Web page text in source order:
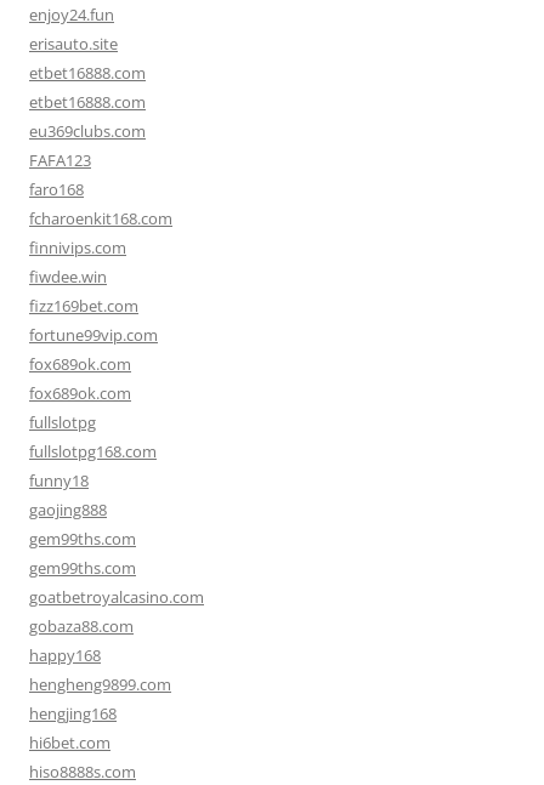
enjoy24.fun
erisauto.site
etbet16888.com
etbet16888.com
eu369clubs.com
FAFA123
faro168
fcharoenkit168.com
finnivips.com
fiwdee.win
fizz169bet.com
fortune99vip.com
fox689ok.com
fox689ok.com
fullslotpg
fullslotpg168.com
funny18
gaojing888
gem99ths.com
gem99ths.com
goatbetroyalcasino.com
gobaza88.com
happy168
hengheng9899.com
hengjing168
hi6bet.com
hiso8888s.com